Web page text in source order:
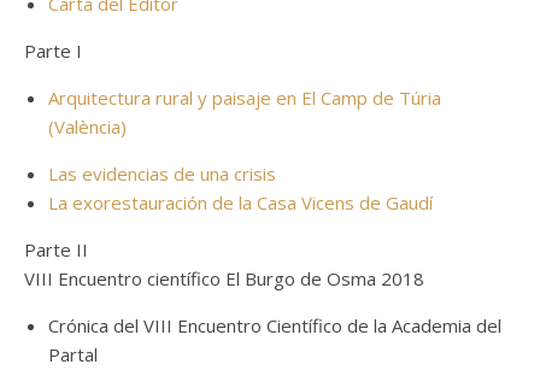
Parte I
Arquitectura rural y paisaje en El Camp de Túria
(València)
Las evidencias de una crisis
La exorestauración de la Casa Vicens de Gaudí
Parte II
VIII Encuentro científico El Burgo de Osma 2018
Crónica del VIII Encuentro Científico de la Academia del
Partal